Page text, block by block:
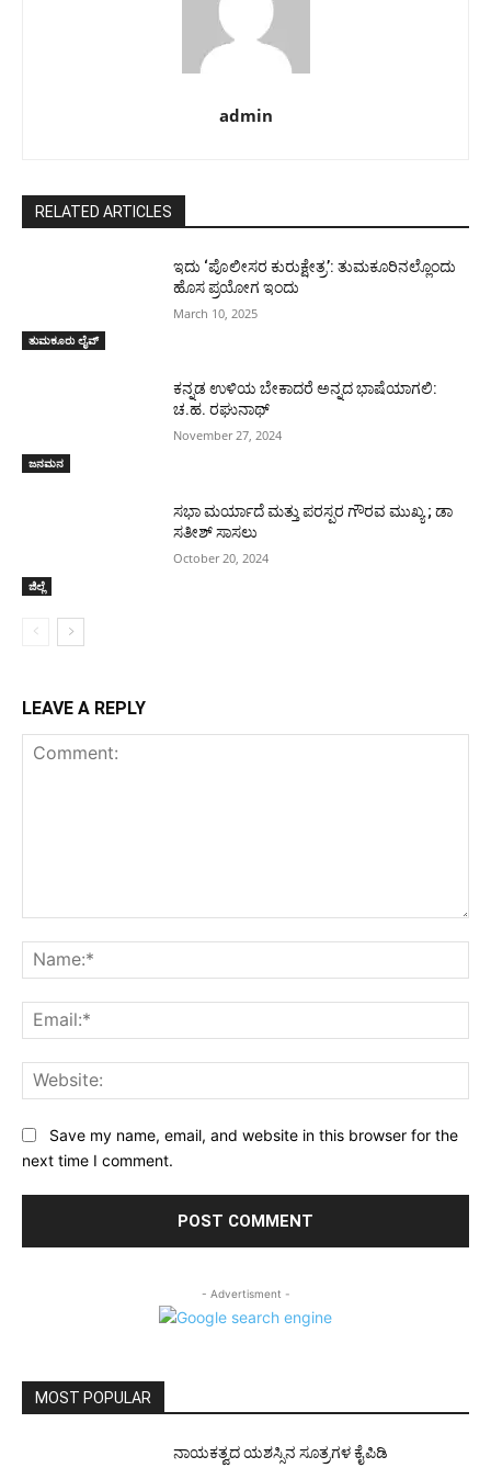
admin
RELATED ARTICLES
ತುಮಕೂರು ಲೈವ್
ಇದು ‘ಪೊಲೀಸರ ಕುರುಕ್ಷೇತ್ರ’: ತುಮಕೂರಿನಲ್ಲೊಂದು
ಹೊಸ ಪ್ರಯೋಗ ಇಂದು
March 10, 2025
ಜನಮನ
ಕನ್ನಡ ಉಳಿಯ ಬೇಕಾದರೆ ಅನ್ನದ ಭಾಷೆಯಾಗಲಿ:
ಚ.ಹ. ರಘುನಾಥ್
November 27, 2024
ಜಿಲ್ಲೆ
ಸಭಾ ಮರ್ಯಾದೆ ಮತ್ತು ಪರಸ್ಪರ ಗೌರವ ಮುಖ್ಯ ; ಡಾ
ಸತೀಶ್ ಸಾಸಲು
October 20, 2024
LEAVE A REPLY
Save my name, email, and website in this browser for the
next time I comment.
- Advertisment -
MOST POPULAR
ನಾಯಕತ್ವದ ಯಶಸ್ಸಿನ ಸೂತ್ರಗಳ ಕೈಪಿಡಿ